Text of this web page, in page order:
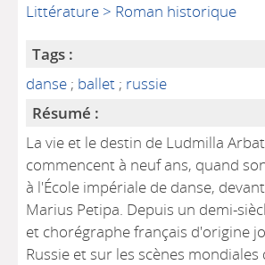
Littérature > Roman historique
Tags :
danse ; ballet ; russie
Résumé :
La vie et le destin de Ludmilla
commencent à neuf ans, quand
à l'École impériale de danse,
Marius Petipa. Depuis un demi-
et chorégraphe français d'origine
Russie et sur les scènes mondiales